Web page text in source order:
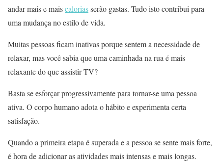
andar mais e maiscaloriasserão gastas. Tudo isto contribui para
uma mudança no estilo de vida.
Muitas pessoas ficam inativas porque sentem a necessidade de
relaxar, mas você sabia que uma caminhada na rua é mais
relaxante do que assistir TV?
Basta se esforçar progressivamente para tornar-se uma pessoa
ativa. O corpo humano adota o hábito e experimenta certa
satisfação.
Quando a primeira etapa é superada e a pessoa se sente mais forte,
é hora de adicionar as atividades mais intensas e mais longas.